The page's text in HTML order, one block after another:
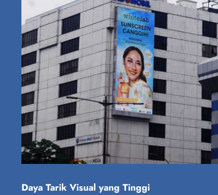
Daya Tarik Visual yang Tinggi